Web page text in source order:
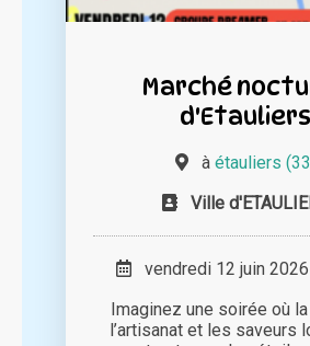
Marché
d'Etauliers
à étauliers
Ville
vendredi 12 juin
Imaginez une soirée où
l’artisanat et les saveurs